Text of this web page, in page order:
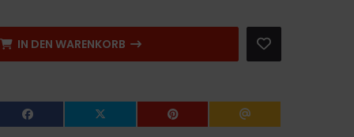
IN DEN WARENKORB